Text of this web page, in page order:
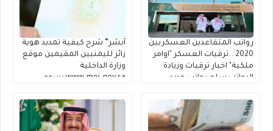
الإجتماعي لقوائم الانتظار
رواتب المتقاعدين العسكريين
2020 ..ترقيات العسكر "اوامر
ملكية" اخبار ترقيات وزيادة
الرواتب سلم رواتب جديد
السعوديين وإكمال مسوغات
صرف مستحقات التقاعد
أبشر” شرح كيفية تمديد هوية
زائر لليمنيين المقيمين موقع
وزارة الداخلية
www.moi.gov.sa رسوم
الخامسه